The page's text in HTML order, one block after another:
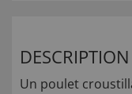
DESCRIPTION
Un poulet